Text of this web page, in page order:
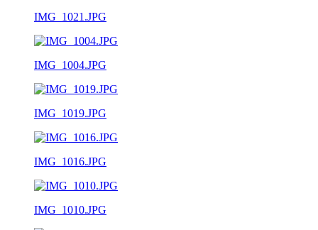
IMG_1021.JPG
IMG_1004.JPG
IMG_1019.JPG
IMG_1016.JPG
IMG_1010.JPG